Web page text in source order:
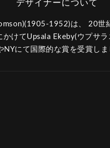
1952)は、 20世
けてUpsala Ekeby(ウプサ
にて国際的な賞を受賞しま